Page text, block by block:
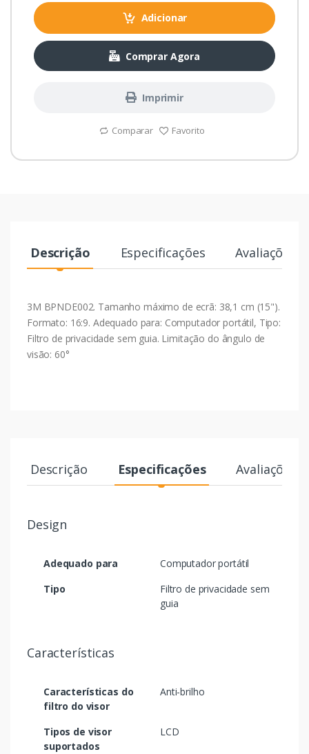
Adicionar
Comprar Agora
Imprimir
Comparar Favorito
Descrição Especificações Avaliações
3M BPNDE002. Tamanho máximo de ecrã: 38,1 cm (15").
Formato: 16:9. Adequado para: Computador portátil, Tipo:
Filtro de privacidade sem guia. Limitação do ângulo de
visão: 60°
Descrição Especificações Avaliações
Design
Adequado para
Computador portátil
Tipo
Filtro de privacidade sem
guia
Características
Características do
filtro do visor
Anti-brilho
Tipos de visor
suportados
LCD